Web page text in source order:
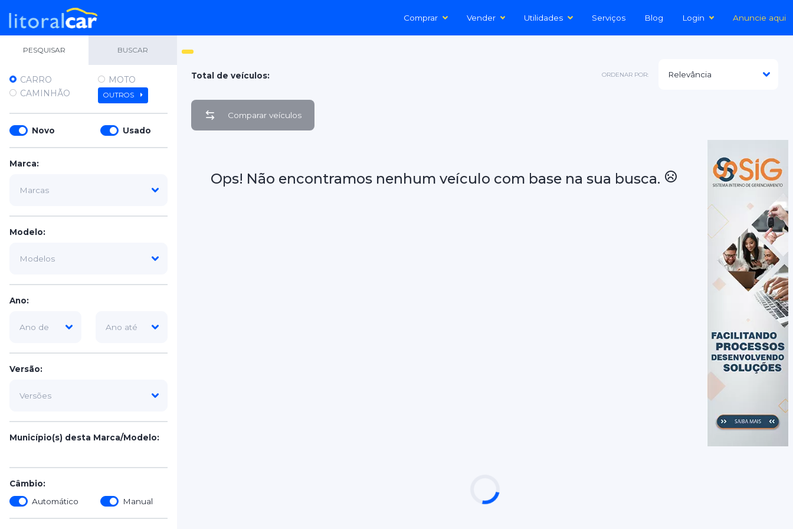
Comprar Vender Utilidades Serviços Blog Login Anuncie aqui
PESQUISAR BUSCAR
CARRO
MOTO
CAMINHÃO
OUTROS
Novo Usado
Marca:
Modelo:
Ano:
Versão:
Município(s) desta Marca/Modelo:
Câmbio:
Automático
Manual
Total de veículos: ORDENAR POR:
Comparar veículos
Ops! Não encontramos nenhum veículo com base na sua busca.